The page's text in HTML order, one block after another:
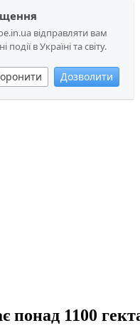
відправляти вам
в Україні та світу.
Дозволити
понад 1100